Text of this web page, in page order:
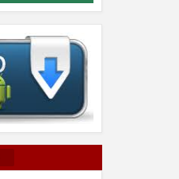
19 2024
चोरी : : प्रेषितवाणी (हदीस)